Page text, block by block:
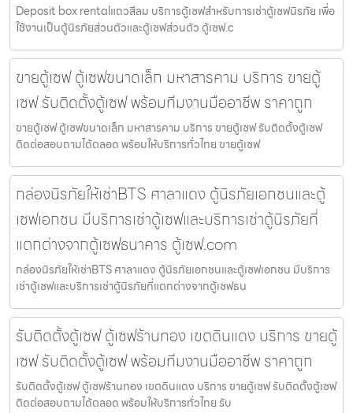
Deposit box rentalแถวสีลม บริการตู้เซฟสำหรับการเช่าตู้เซฟนิรภัย เพื่อ
ใช้งานเป็นตู้นิรภัยส่วนตัวและตู้เซฟส่วนตัว ตู้เซฟ.c
ขายตู้เซฟ ตู้เซฟขนาดเล็ก มหาสารคาม บริการ ขายตู้
เซฟ รับติดตั้งตู้เซฟ พร้อมทีมงานมืออาชีพ ราคาถูก
ขายตู้เซฟ ตู้เซฟขนาดเล็ก มหาสารคาม บริการ ขายตู้เซฟ รับติดตั้งตู้เซฟ
ติดต่อสอบถามได้ตลอด พร้อมให้บริการทั่วไทย ขายตู้เซฟ
กล่องนิรภัยให้เช่าBTS ศาลาแดง ตู้นิรภัยเอกชนและตู้
เซฟเอกชน มีบริการเช่าตู้เซฟและบริการเช่าตู้นิรภัยที่
แตกต่างจากตู้เซฟธนาคาร ตู้เซฟ.com
กล่องนิรภัยให้เช่าBTS ศาลาแดง ตู้นิรภัยเอกชนและตู้เซฟเอกชน มีบริการ
เช่าตู้เซฟและบริการเช่าตู้นิรภัยที่แตกต่างจากตู้เซฟธน
รับติดตั้งตู้เซฟ ตู้เซฟร้านทอง เขตดินแดง บริการ ขายตู้
เซฟ รับติดตั้งตู้เซฟ พร้อมทีมงานมืออาชีพ ราคาถูก
รับติดตั้งตู้เซฟ ตู้เซฟร้านทอง เขตดินแดง บริการ ขายตู้เซฟ รับติดตั้งตู้เซฟ
ติดต่อสอบถามได้ตลอด พร้อมให้บริการทั่วไทย รับ